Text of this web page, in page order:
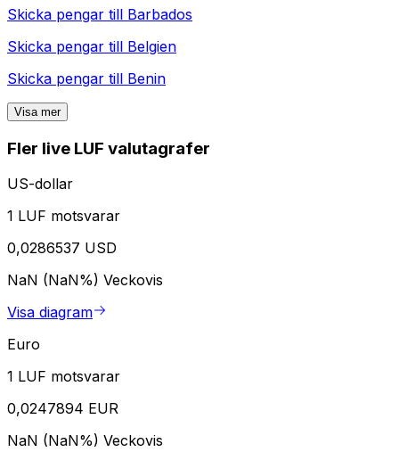
Skicka pengar till Barbados
Skicka pengar till Belgien
Skicka pengar till Benin
Visa mer
Fler live LUF valutagrafer
US-dollar
1 LUF motsvarar
0,0286537 USD
NaN (NaN%) Veckovis
Visa diagram
Euro
1 LUF motsvarar
0,0247894 EUR
NaN (NaN%) Veckovis